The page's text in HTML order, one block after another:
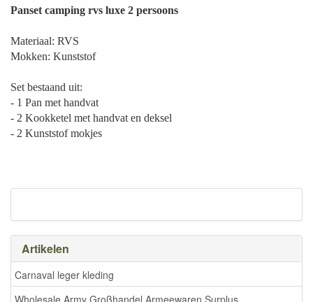
Artikelen
Carnaval leger kleding
Wholesale Army Großhandel Armeewaren Surplus
Panset camping rvs luxe 2 persoons
Materiaal: RVS
Mokken: Kunststof
Set bestaand uit:
- 1 Pan met handvat
- 2 Kookketel met handvat en deksel
- 2 Kunststof mokjes